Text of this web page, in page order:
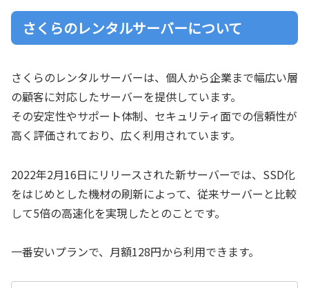
さくらのレンタルサーバーについて
さくらのレンタルサーバーは、個人から企業まで幅広い層
の顧客に対応したサーバーを提供しています。
その安定性やサポート体制、セキュリティ面での信頼性が
高く評価されており、広く利用されています。
2022年2月16日にリリースされた新サーバーでは、SSD化
をはじめとした機材の刷新によって、従来サーバーと比較
して5倍の高速化を実現したとのことです。
一番安いプランで、月額128円から利用できます。